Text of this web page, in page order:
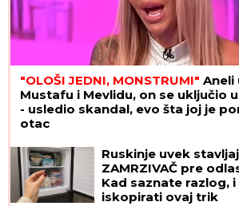
"OLOŠI JEDNI, MONSTRUMI" Aneli
Mustafu i Mevlidu, on se uključio
- usledio skandal, evo šta joj je
otac
Ruskinje uvek
ZAMRZIVAČ pre
Kad saznate razlog,
iskopirati ovaj trik